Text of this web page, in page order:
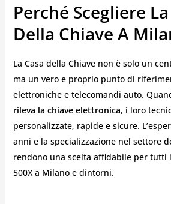
Perché Scegliere
Della Chiave A
La Casa della Chiave non è solo un
ma un vero e proprio punto di
elettroniche e telecomandi auto.
rileva la chiave elettronica, i loro
personalizzate, rapide e sicure.
anni e la specializzazione nel settore
rendono una scelta affidabile per tutti
500X a Milano e dintorni.